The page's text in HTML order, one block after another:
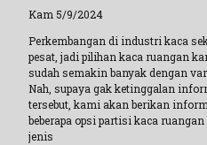
Kam 5/9/2024
Perkembangan di industri kaca
pesat, jadi pilihan kaca ruangan
sudah semakin banyak dengan
Nah, supaya gak ketinggalan
tersebut, kami akan berikan
beberapa opsi partisi kaca
jenis